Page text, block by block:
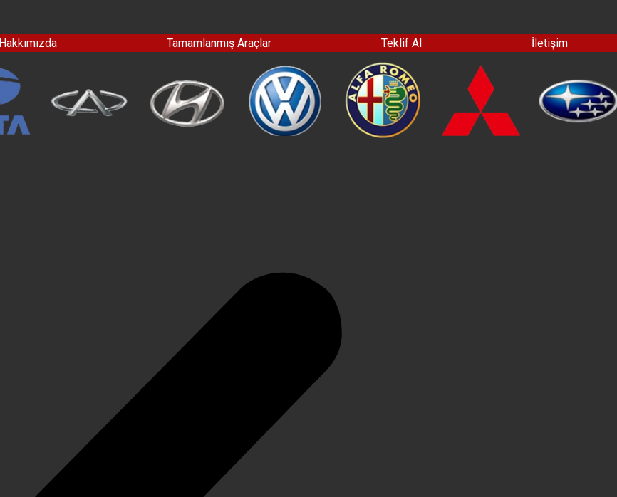
Hakkımızda Tamamlanmış Araçlar Teklif Al İletişim